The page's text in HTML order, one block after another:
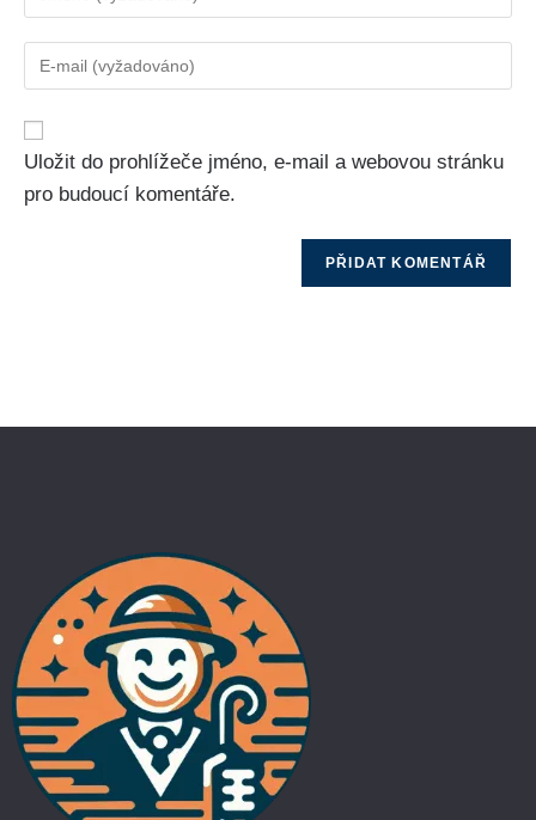
Uložit do prohlížeče jméno, e-mail a webovou stránku
pro budoucí komentáře.